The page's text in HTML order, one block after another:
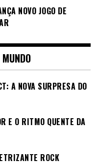
NOVO JOGO DE
A NOVA SURPRESA DO
E O RITMO QUENTE DA
ROCK